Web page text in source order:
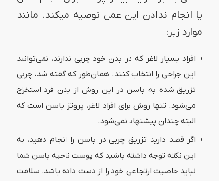
یا انجام ندادن این عمل توصیه میکند. مانند
موارد زیر:
افراد بسیار لاغر که در بدن خود چربی ندارند، نمی‌توانند
این جراحی را انتخاب کنند. همان‌طور که گفته شد، چربی
تزریق شده به باسن در این روش از بدن فرد استخراج
می‌شود. تنها روش برای افراد لاغر، پروتز باسن است که
البته چندان پیشنهاد نمی‌شود.
اگر قصد دارید تزریق چربی در باسن را انجام دهید، به
این نکته توجه داشته باشید که پوست ناحیه باسن شما
نباید خاصیت ارتجاعی خود را از دست داده باشد. سلامت